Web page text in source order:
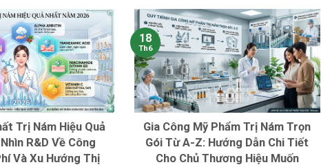
Trị Nám Hiệu Quả
R&D Về Công
Và Xu Hướng Thị
Gia Công Mỹ Phẩm Trị Nám Trọn
Gói Từ A-Z: Hướng Dẫn Chi Tiết
Cho Chủ Thương Hiệu Muốn
18
Th6